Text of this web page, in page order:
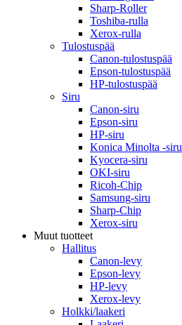
Sharp-Roller
Toshiba-rulla
Xerox-rulla
Tulostuspää
Canon-tulostuspää
Epson-tulostuspää
HP-tulostuspää
Siru
Canon-siru
Epson-siru
HP-siru
Konica Minolta -siru
Kyocera-siru
OKI-siru
Ricoh-Chip
Samsung-siru
Sharp-Chip
Xerox-siru
Muut tuotteet
Hallitus
Canon-levy
Epson-levy
HP-levy
Xerox-levy
Holkki/laakeri